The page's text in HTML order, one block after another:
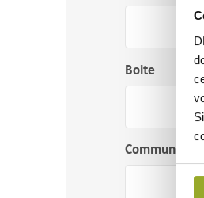
Boite
Commune